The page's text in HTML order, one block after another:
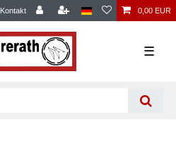
Kontakt 0,00 EUR
☰